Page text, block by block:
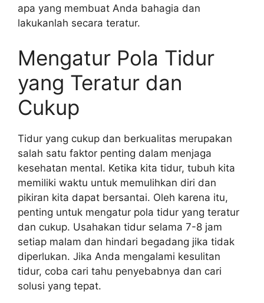
apa yang membuat Anda bahagia dan
lakukanlah secara teratur.
Mengatur Pola Tidur
yang Teratur dan
Cukup
Tidur yang cukup dan berkualitas merupakan
salah satu faktor penting dalam menjaga
kesehatan mental. Ketika kita tidur, tubuh kita
memiliki waktu untuk memulihkan diri dan
pikiran kita dapat bersantai. Oleh karena itu,
penting untuk mengatur pola tidur yang teratur
dan cukup. Usahakan tidur selama 7-8 jam
setiap malam dan hindari begadang jika tidak
diperlukan. Jika Anda mengalami kesulitan
tidur, coba cari tahu penyebabnya dan cari
solusi yang tepat.